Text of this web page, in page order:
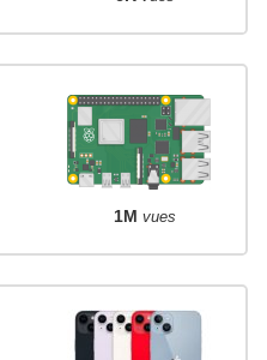
1M vues